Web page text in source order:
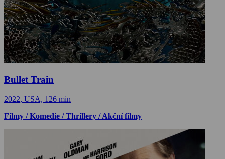
Bullet Train
2022, USA, 126 min
Filmy / Komedie / Thrillery / Akční filmy